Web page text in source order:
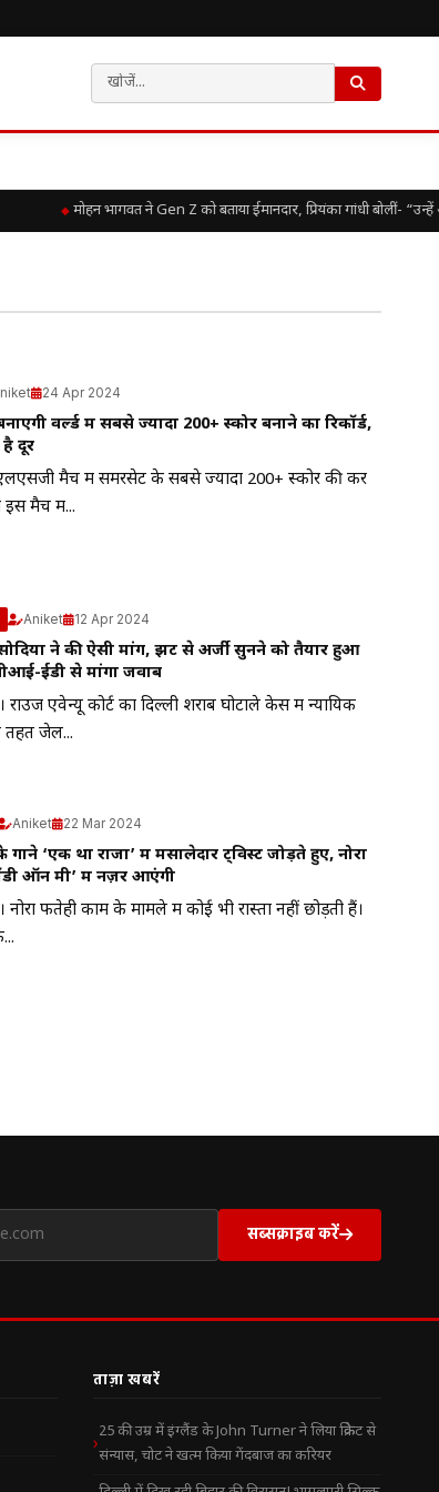
मोहन भागवत ने Gen Z को बताया ईमानदार, प्रियंका गांधी बोलीं-
24 Apr 2024
वर्ल्ड में सबसे ज्यादा 200+ स्कोर बनाने का रिकॉर्ड,
दूर
मैच में समरसेट के सबसे ज्यादा 200+ स्कोर की कर
इस मैच में...
Aniket 12 Apr 2024
ने की ऐसी मांग, झट से अर्जी सुनने को तैयार हुआ
ईडी से मांगा जवाब
राउज एवेन्यू कोर्ट का दिल्ली शराब घोटाले केस में न्यायिक
तहत जेल...
Aniket 22 Mar 2024
गाने ‘एक था राजा’ में मसालेदार ट्विस्ट जोड़ते हुए, नोरा
ऑन मी’ में नज़र आएंगी
नोरा फतेही काम के मामले में कोई भी रास्ता नहीं छोड़ती हैं।
सब्सक्राइब करें
ताज़ा खबरें
25 की उम्र में इंग्लैंड के John Turner ने लिया क्रिकेट से
संन्यास, चोट ने खत्म किया गेंदबाज का करियर